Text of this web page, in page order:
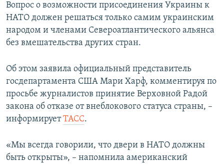
Все сайты RFE/RL
Вопрос о возможности присоединения Украины к
НАТО должен решаться только самим украинским
народом и членами Североатлантического альянса
без вмешательства других стран.
Об этом заявила официальный представитель
госдепартамента США Мари Харф, комментируя по
просьбе журналистов принятие Верховной Радой
закона об отказе от внеблокового статуса страны, –
информируетТАСС.
«Мы всегда говорили, что двери в НАТО должны
быть открыты», – напомнила американский